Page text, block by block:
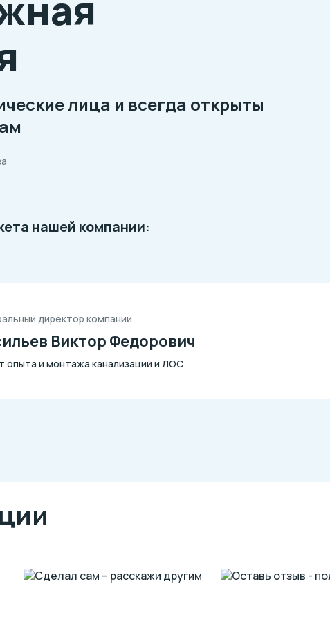
лица и всегда открыты
нашей компании:
директор компании
Виктор Федорович
опыта и монтажа канализаций и ЛОС